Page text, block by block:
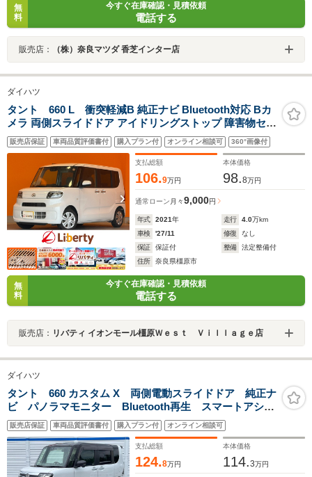
無
料
今すぐ在庫確認・見積依頼
電話する
販売店： （株）奈良マツダ 香芝インター店
ダイハツ
タント 660 L 衝突軽減B 純正ナビ Bluetooth対応 Bカ
メラ 両側スライドドア アイドリングストップ 障害物セン
サー LEDヘッドライト ステアリングスイッチ
販売店保証 車両品質評価書付 購入プラン付 オンライン相談可 360°画像付
支払総額
106.9万円
本体価格
98.8万円
通常ローン 月々9,000円
年式 2021年 走行 4.0万km
車検
'27/11 修復
なし
保証
保証付 整備
法定整備付
住所
奈良県橿原市
無
料
今すぐ在庫確認・見積依頼
電話する
販売店： リバティ イオンモール橿原Ｗｅｓｔ Ｖｉｌｌａｇｅ店
ダイハツ
タント 660 カスタム X 両側電動スライドドア 純正ナ
ビ パノラマモニター Bluetooth再生 スマートアシス
ト シートヒーター ETC 純正ナビ14インチアルミホ
イール スマートキー LEDヘッドライト オートエア
コン
販売店保証 車両品質評価書付 購入プラン付 オンライン相談可
支払総額
124.8万円
本体価格
114.3万円